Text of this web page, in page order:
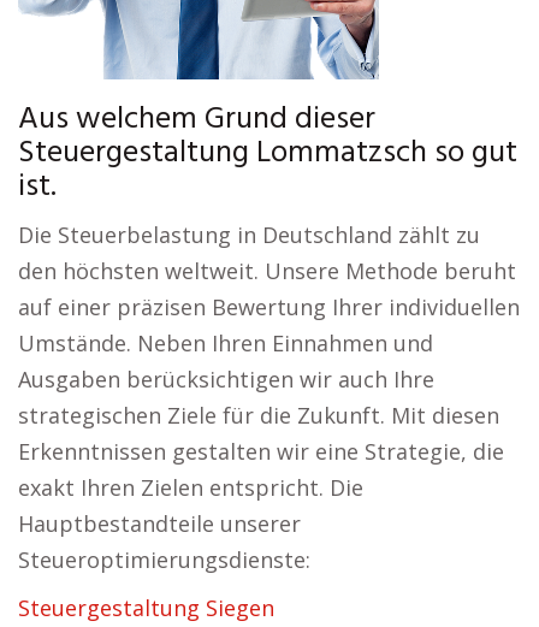
Aus welchem Grund dieser
Steuergestaltung Lommatzsch so gut
ist.
Die Steuerbelastung in Deutschland zählt zu
den höchsten weltweit. Unsere Methode beruht
auf einer präzisen Bewertung Ihrer individuellen
Umstände. Neben Ihren Einnahmen und
Ausgaben berücksichtigen wir auch Ihre
strategischen Ziele für die Zukunft. Mit diesen
Erkenntnissen gestalten wir eine Strategie, die
exakt Ihren Zielen entspricht. Die
Hauptbestandteile unserer
Steueroptimierungsdienste:
Steuergestaltung Siegen